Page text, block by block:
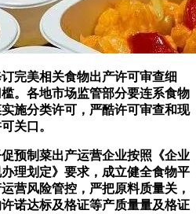
美相关食物出产许可审查细
。各地市场监管部分要连系食物
施分类许可，严酷许可审查和现
关口。
制菜出产运营企业按照《企业
理划定》要求，成立健全食物平
营风险管控，严把原料质量关，
诺达标及格证等产质量量及格证